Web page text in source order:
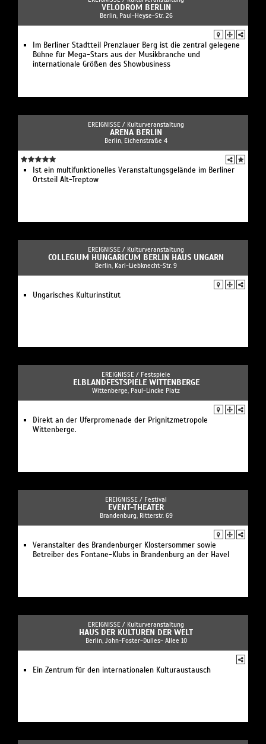
VELODROM BERLIN
Berlin, Paul-Heyse-Str. 26
Im Berliner Stadtteil Prenzlauer Berg ist die zentral gelegene
Bühne für Mega-Stars aus der Musikbranche und
internationale Größen des Showbusiness
EREIGNISSE / Kulturveranstaltung
ARENA BERLIN
Berlin, Eichenstraße 4
Ist ein multifunktionelles Veranstaltungsgelände im Berliner
Ortsteil Alt-Treptow
EREIGNISSE / Kulturveranstaltung
COLLEGIUM HUNGARICUM BERLIN HAUS UNGARN
Berlin, Karl-Liebknecht-Str. 9
Ungarisches Kulturinstitut
EREIGNISSE / Festspiele
ELBLANDFESTSPIELE WITTENBERGE
Wittenberge, Paul-Lincke Platz
Direkt an der Uferpromenade der Prignitzmetropole
Wittenberge.
EREIGNISSE / Festival
EVENT-THEATER
Brandenburg, Ritterstr. 69
Veranstalter des Brandenburger Klostersommer sowie
Betreiber des Fontane-Klubs in Brandenburg an der Havel
EREIGNISSE / Kulturveranstaltung
HAUS DER KULTUREN DER WELT
Berlin, John-Foster-Dulles- Allee 10
Ein Zentrum für den internationalen Kulturaustausch